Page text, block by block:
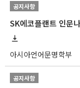
공지사항
아시아언어문명학부
공지사항